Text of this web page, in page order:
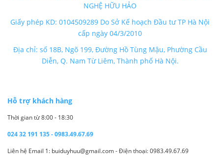
NGHỆ HỮU HẢO
Giấy phép KD: 0104509289 Do Sở Kế hoạch Đầu tư TP Hà Nội
cấp ngày 04/3/2010
Địa chỉ: số 18B, Ngõ 199, Đường Hồ Tùng Mậu, Phường Cầu
Diễn, Q. Nam Từ Liêm, Thành phố Hà Nội.
Hỗ trợ khách hàng
Thời gian từ 8:00 - 18:30
024 32 191 135 - 0983.49.67.69
Liên hệ Email 1: buiduyhuu@gmail.com - Điện thoại: 0983.49.67.69